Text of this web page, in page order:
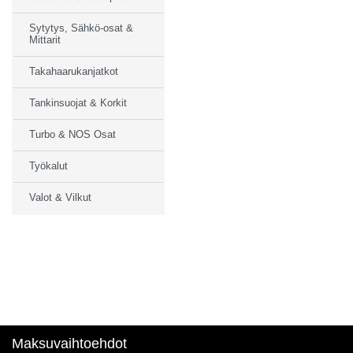
Sytytys, Sähkö-osat &
Mittarit
Takahaarukanjatkot
Tankinsuojat & Korkit
Turbo & NOS Osat
Työkalut
Valot & Vilkut
Maksuvaihtoehdot